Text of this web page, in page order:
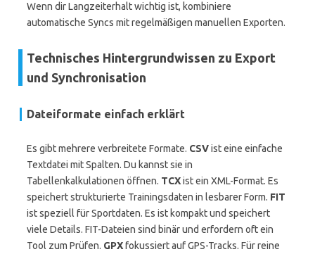
Wenn dir Langzeiterhalt wichtig ist, kombiniere
automatische Syncs mit regelmäßigen manuellen Exporten.
Technisches Hintergrundwissen zu Export
und Synchronisation
Dateiformate einfach erklärt
Es gibt mehrere verbreitete Formate. CSVist eine einfache
Textdatei mit Spalten. Du kannst sie in
Tabellenkalkulationen öffnen. TCXist ein XML-Format. Es
speichert strukturierte Trainingsdaten in lesbarer Form. FIT
ist speziell für Sportdaten. Es ist kompakt und speichert
viele Details. FIT-Dateien sind binär und erfordern oft ein
Tool zum Prüfen. GPXfokussiert auf GPS-Tracks. Für reine